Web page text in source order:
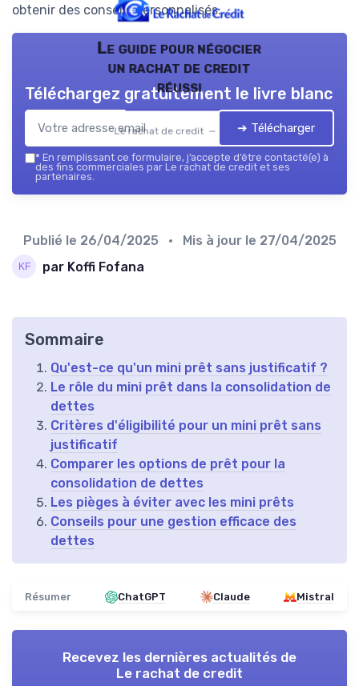
obtenir des conseils personnalisés.
Le guide pour négocier
un rachat de credit
réussi
Le rachat de credit — 2026
Téléchargez gratuitement le livre blanc
➔ Télécharger
* En remplissant ce formulaire, j’accepte d’être contacté(e) à
des fins commerciales par Le rachat de credit et ses
partenaires.
Publié le 26/04/2025 • Mis à jour le 27/04/2025
par Koffi Fofana
Sommaire
Qu'est-ce qu'un mini prêt sans justificatif ?
Le rôle du mini prêt dans la consolidation de
dettes
Critères d'éligibilité pour un mini prêt sans
justificatif
Comparer les options de prêt pour la
consolidation de dettes
Les pièges à éviter avec les mini prêts
Conseils pour une gestion efficace des
dettes
Résumer ChatGPT Claude Mistral
Recevez les dernières actualités de
Le rachat de credit